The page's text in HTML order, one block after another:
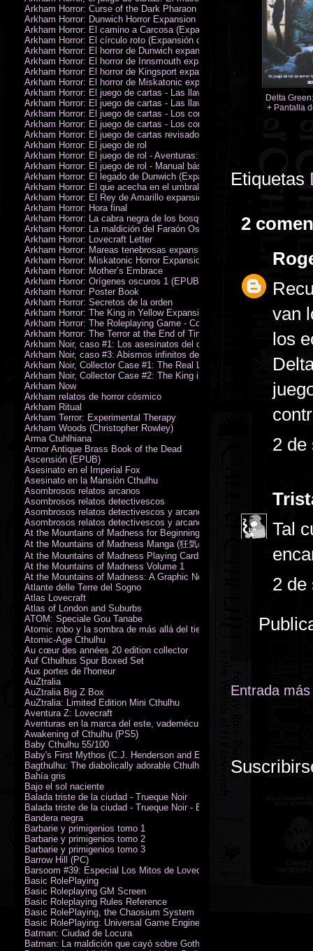
Delta
+ Pantalla
Etiquetas
2
van
los
2 de
Tal
2 de
Entrada
Arkham Horror: Curse of the Dark Pharaon Expansion
Arkham Horror: Dunwich Horror Expansion
Arkham Horror: El camino a Carcosa (Expansión de investigadores)
Arkham Horror: El círculo roto (Expansión de investigadores)
Arkham Horror: El horror de Dunwich expansión
Arkham Horror: El horror de Innsmouth expansión
Arkham Horror: El horror de Kingsport expansión
Arkham Horror: El horror de Miskatonic expansión
Arkham Horror: El juego de cartas - Las llaves escarlata - Campaña
Arkham Horror: El juego de cartas - Las llaves escarlata -
Arkham Horror: El juego de cartas - Los confines de la tierra -
Arkham Horror: El juego de cartas - Los confines de la tierra -
Arkham Horror: El juego de cartas revisado
Arkham Horror: El juego de rol
Arkham Horror: El juego de rol - Aventuras: Misterios de Arkham
Arkham Horror: El juego de rol - Manual básico
Arkham Horror: El legado de Dunwich (Expansión de investigadores)
Arkham Horror: El que acecha en el umbral expansión
Arkham Horror: El Rey de Amarillo expansión
Arkham Horror: Hora final
Arkham Horror: La cabra negra de los bosques expansión
Arkham Horror: La maldición del Faraón Oscuro expansión (revisada)
Arkham Horror: Lovecraft Letter
Arkham Horror: Mareas tenebrosas expansión
Arkham Horror: Miskatonic Horror Expansion
Arkham Horror: Mother’s Embrace
Arkham Horror: Orígenes oscuros 1 (EPUB)
Arkham Horror: Poster Book
Arkham Horror: Secretos de la orden
Arkham Horror: The King in Yellow Expansion
Arkham Horror: The Roleplaying Game - Core Rulebook (PDF)
Arkham Horror: The Terror at the End of Time
Arkham Noir, caso #1: Los asesinatos del culto de la bruja
Arkham Noir, caso #3: Abismos infinitos de oscuridad
Arkham Noir, Collector Case #1: The Real Leeds
Arkham Noir, Collector Case #2: The King in Yellow
Arkham Now
Arkham relatos de horror cósmico
Arkham Ritual
Arkham Terror: Experimental Therapy
Arkham Woods (Christopher Rowley)
Arma Ctuhlhiana
Armor Antique Brass Book of the Dead
Ascensión (EPUB)
Asesinato en el Imperial Fox
Asesinato en la Mansión Cthulhu
Asombrosos relatos arcanos
Asombrosos relatos detectivescos
Asombrosos relatos detectivescos y arcanos
Asombrosos relatos detectivescos y arcanos
At the Mountains of Madness for Beginning Readers
At the Mountains of Madness Manga (狂気の山脈)
At the Mountains of Madness Playing Cards
At the Mountains of Madness Volume 1
At the Mountains of Madness: A Graphic Novel
Atlante delle Terre del Sogno
Atlas Lovecraft
Atlas of London and Suburbs
ATOM: Speciale Gou Tanabe
Atomic robo y la sombra de más allá del tiempo
Atomic-Age Cthulhu
Au cœur des années 20 edition collector
Auf Cthulhus Spur Boxed Set
Aux portes de l'horreur
AuZtralia
AuZtralia Big Z Box
AuZtralia: Limited Edition Mini Cthulhu
Aventura Z: Lovecraft
Aventuras en la marca del este, vademécum de campaña
Awakening of Cthulhu (PS5)
Baby Cthulhu 55/100
Baby's First Mythos (C.J. Henderson and Erica Henderson)
Bagthulhu: The diabolically adorable Cthulhu plushie dicebag
Bahía gris
Bajo el sol naciente
Balada triste de la ciudad - Trueque Noir
Balada triste de la ciudad - Trueque Noir - Edición de coleccionista
Bandera negra
Barbarie y primigenios tomo 1
Barbarie y primigenios tomo 2
Barbarie y primigenios tomo 3
Barrow Hill (PC)
Barsoom #39: Especial Los Mitos de Lovecraft
Basic RolePlaying
Basic Roleplaying GM Screen
Basic Roleplaying Rules Reference
Basic RolePlaying, the Chaosium System
Basic RolePlaying: Universal Game Engine (PDF)
Batman: Ciudad de Locura
Batman: La maldición que cayó sobre Gotham